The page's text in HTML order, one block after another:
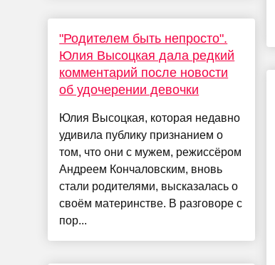
"Родителем быть непросто".
Юлия Высоцкая дала редкий
комментарий после новости
об удочерении девочки
Юлия Высоцкая, которая недавно
удивила публику признанием о
том, что они с мужем, режиссёром
Андреем Кончаловским, вновь
стали родителями, высказалась о
своём материнстве. В разговоре с
пор...